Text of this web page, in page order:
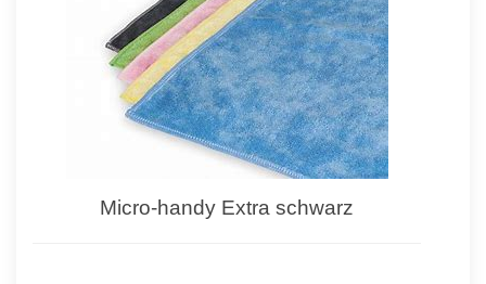
Micro-handy Extra schwarz